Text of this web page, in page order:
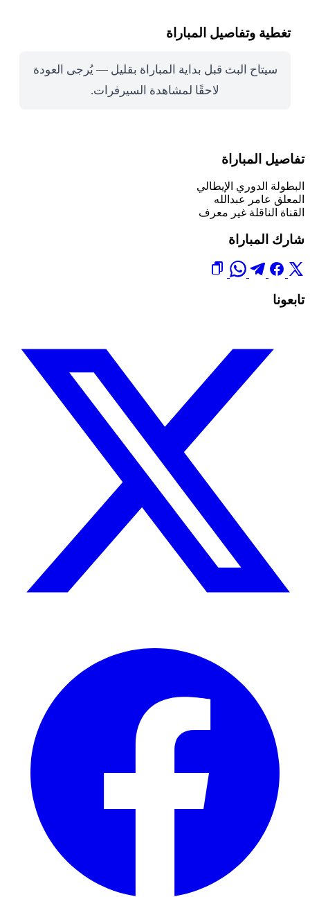
تغطية وتفاصيل المباراة
سيتاح البث قبل بداية المباراة بقليل — يُرجى العودة
لاحقًا لمشاهدة السيرفرات.
تفاصيل المباراة
البطولة الدوري الإيطالي
المعلق عامر عبدالله
القناة الناقلة غير معرف
شارك المباراة
تابعونا